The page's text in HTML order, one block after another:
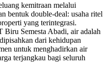
kemitraan melalui
bentuk double-deal: usaha ritel
yang terintegrasi.
Biru Semesta Abadi, air adalah
dari kehidupan
untuk menghadirkan air
terjangkau bagi seluruh